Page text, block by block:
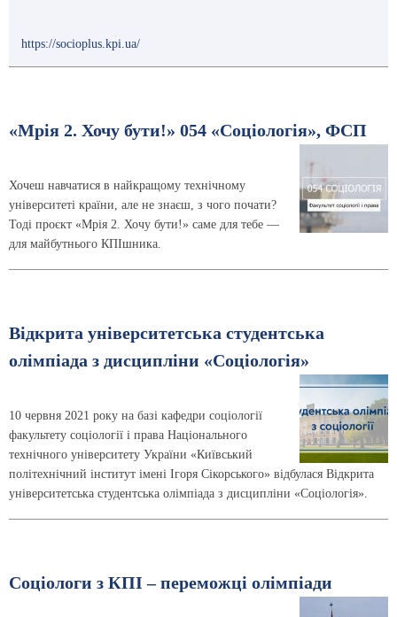
https://socioplus.kpi.ua/
«Мрія 2. Хочу бути!» 054 «Соціологія», ФСП
Хочеш навчатися в найкращому технічному
університеті країни, але не знаєш, з чого почати?
Тоді проєкт «Мрія 2. Хочу бути!» саме для тебе —
для майбутнього КПІшника.
Відкрита університетська студентська
олімпіада з дисципліни «Соціологія»
10 червня 2021 року на базі кафедри соціології
факультету соціології і права Національного
технічного університету України «Київський
політехнічний інститут імені Ігоря Сікорського» відбулася Відкрита
університетська студентська олімпіада з дисципліни «Соціологія».
Соціологи з КПІ – переможці олімпіади